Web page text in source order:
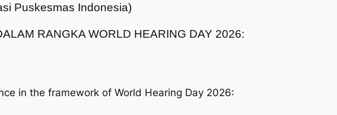
Puskesmas Indonesia)
RANGKA WORLD HEARING DAY 2026:
in the framework of World Hearing Day 2026: